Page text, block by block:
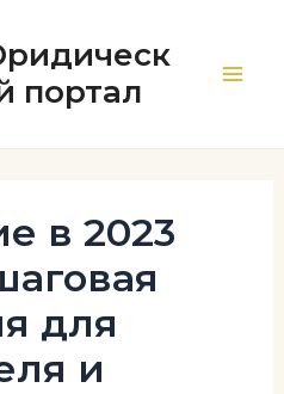
портал
в 2023
для
и